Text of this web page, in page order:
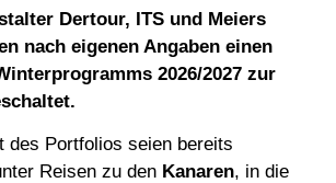
Dertour, ITS und Meiers
nach eigenen Angaben einen
2026/2027 zur
des Portfolios seien bereits
Reisen zu den Kanaren, in die